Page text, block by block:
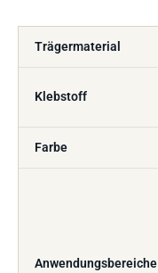
Trägermaterial
Klebstoff
Farbe
Anwendungsbereiche